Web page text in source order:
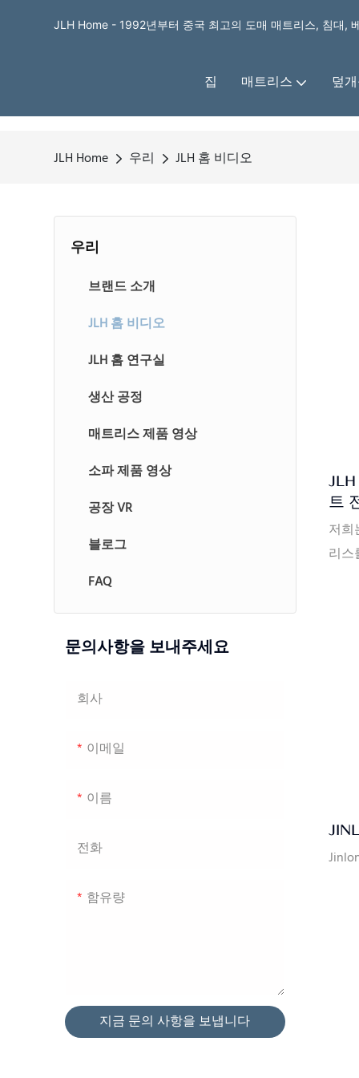
JLH Home - 1992년부터 중국 최고의 도매 매트리스, 침대,
집 매트리스 덮
JLH Home 우리 JLH 홈 비디오
우리
브랜드 소개
JLH 홈 비디오
JLH 홈 연구실
생산 공정
매트리스 제품 영상
소파 제품 영상
공장 VR
블로그
FAQ
문의사항을 보내주세요
회사
이메일
이름
전화
함유량
지금 문의 사항을 보냅니다
트
저희
리스